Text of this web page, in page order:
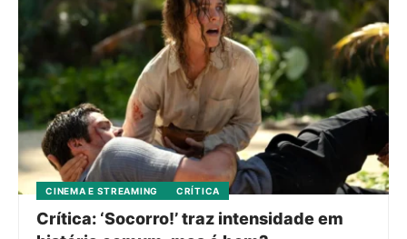
CINEMA E STREAMING CRÍTICA
Crítica: ‘Socorro!’ traz intensidade em